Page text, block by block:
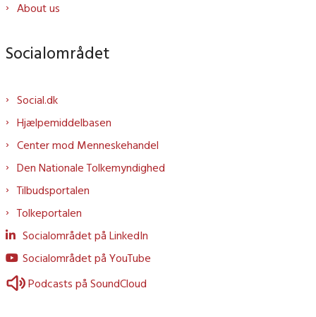
About us
Socialområdet
Social.dk
Hjælpemiddelbasen
Center mod Menneskehandel
Den Nationale Tolkemyndighed
Tilbudsportalen
Tolkeportalen
Socialområdet på LinkedIn
Socialområdet på YouTube
Podcasts på SoundCloud